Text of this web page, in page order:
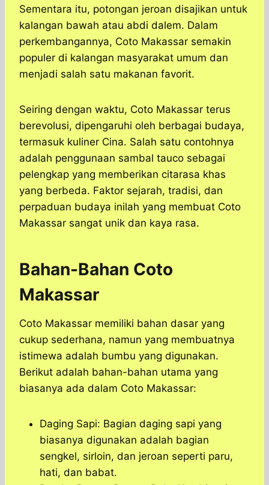
Sementara itu, potongan jeroan disajikan untuk
kalangan bawah atau abdi dalem. Dalam
perkembangannya, Coto Makassar semakin
populer di kalangan masyarakat umum dan
menjadi salah satu makanan favorit.
Seiring dengan waktu, Coto Makassar terus
berevolusi, dipengaruhi oleh berbagai budaya,
termasuk kuliner Cina. Salah satu contohnya
adalah penggunaan sambal tauco sebagai
pelengkap yang memberikan citarasa khas
yang berbeda. Faktor sejarah, tradisi, dan
perpaduan budaya inilah yang membuat Coto
Makassar sangat unik dan kaya rasa.
Bahan-Bahan Coto
Makassar
Coto Makassar memiliki bahan dasar yang
cukup sederhana, namun yang membuatnya
istimewa adalah bumbu yang digunakan.
Berikut adalah bahan-bahan utama yang
biasanya ada dalam Coto Makassar:
Daging Sapi: Bagian daging sapi yang
biasanya digunakan adalah bagian
sengkel, sirloin, dan jeroan seperti paru,
hati, dan babat.